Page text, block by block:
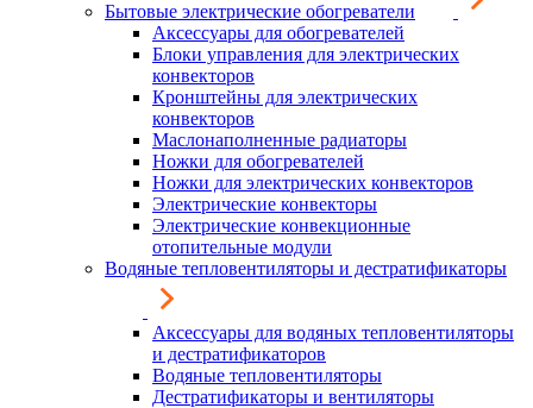
Бытовые электрические обогреватели
Аксессуары для обогревателей
Блоки управления для электрических
конвекторов
Кронштейны для электрических
конвекторов
Маслонаполненные радиаторы
Ножки для обогревателей
Ножки для электрических конвекторов
Электрические конвекторы
Электрические конвекционные
отопительные модули
Водяные тепловентиляторы и дестратификаторы
Аксессуары для водяных тепловентиляторы
и дестратификаторов
Водяные тепловентиляторы
Дестратификаторы и вентиляторы